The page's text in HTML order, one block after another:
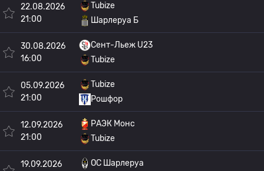
22.08.2026
21:00
Tubize
Шарлеруа Б
30.08.2026
16:00
Сент-Льеж U23
Tubize
05.09.2026
21:00
Tubize
Рошфор
12.09.2026
21:00
РАЭК Монс
Tubize
19.09.2026
OC Шарлеруа